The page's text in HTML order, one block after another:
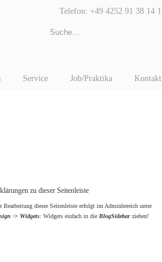
Telefon: +49 4252 91 38 14 1
Service Job/Praktika Kontakt
zu dieser Seitenleiste
Bearbeitung dieser Seitenleiste erfolgt im Adminbereich unter
-> Widgets: Widgets einfach in die BlogSidebar ziehen!